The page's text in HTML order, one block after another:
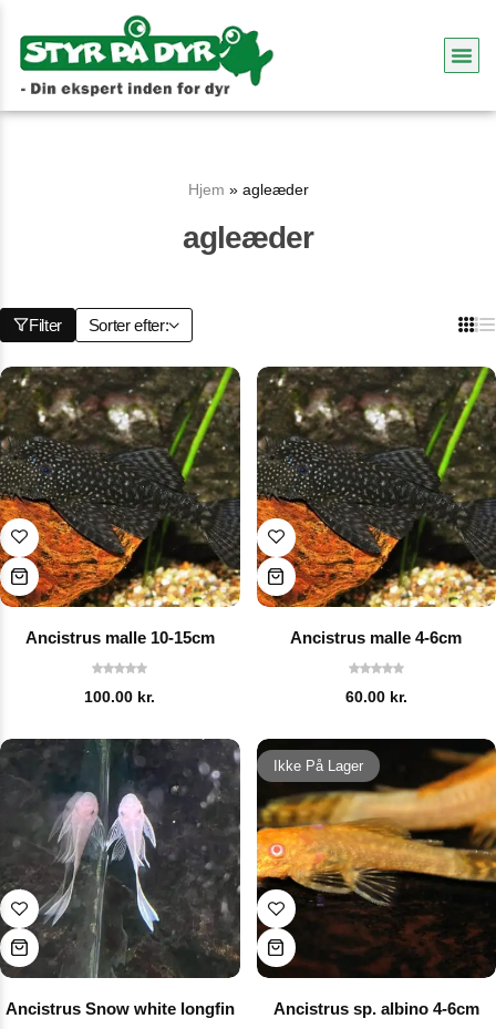
Hjem » agleæder
agleæder
Filter Sorter efter:
Ancistrus malle 10-15cm
100.00 kr.
Ancistrus malle 4-6cm
60.00 kr.
Ancistrus Snow white longfin
Ikke På Lager
Ancistrus sp. albino 4-6cm